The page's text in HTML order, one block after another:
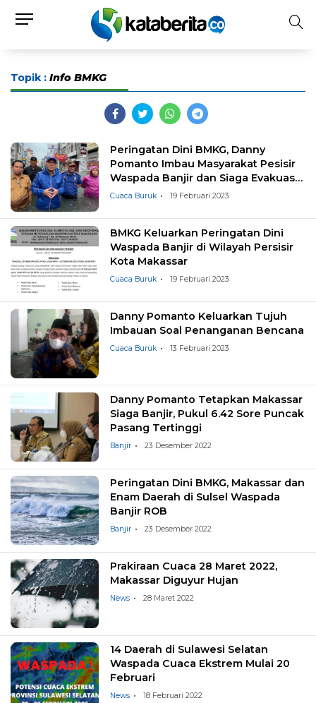
Topik : Info BMKG
Peringatan Dini BMKG, Danny
Pomanto Imbau Masyarakat Pesisir
Waspada Banjir dan Siaga Evakuasi
Mandiri
Cuaca Buruk 19 Februari 2023
BMKG Keluarkan Peringatan Dini
Waspada Banjir di Wilayah Persisir
Kota Makassar
Cuaca Buruk 19 Februari 2023
Danny Pomanto Keluarkan Tujuh
Imbauan Soal Penanganan Bencana
Cuaca Buruk 13 Februari 2023
Danny Pomanto Tetapkan Makassar
Siaga Banjir, Pukul 6.42 Sore Puncak
Pasang Tertinggi
Banjir 23 Desember 2022
Peringatan Dini BMKG, Makassar dan
Enam Daerah di Sulsel Waspada
Banjir ROB
Banjir 23 Desember 2022
Prakiraan Cuaca 28 Maret 2022,
Makassar Diguyur Hujan
News 28 Maret 2022
14 Daerah di Sulawesi Selatan
Waspada Cuaca Ekstrem Mulai 20
Februari
News 18 Februari 2022